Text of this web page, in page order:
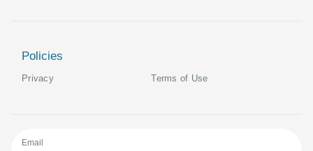
Policies
Privacy Terms of Use
Email